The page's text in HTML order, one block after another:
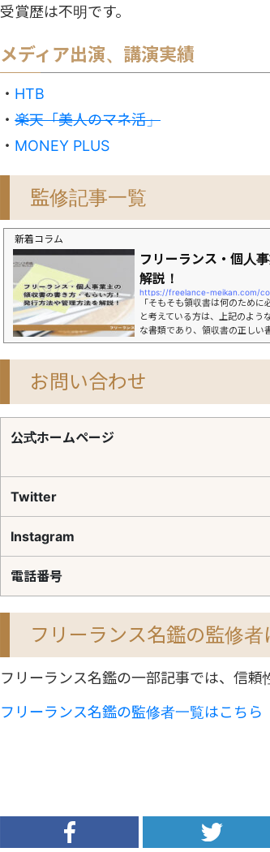
受賞歴は不明です。
メディア出演、講演実績
・ HTB
・ 楽天「美人のマネ活」​
・ MONEY PLUS
監修記事一覧
新着コラム
フリーランス・個人
解説！
https://freelance-meikan.com/
「そもそも領収書は何のため
と考えている方は、上記のよう
な書類であり、領収書の正しい
とで、節税対策にもつながりま
う。本記事では、フリーランス
お問い合わせ
公式ホームページ
Twitter
Instagram
電話番号
フリーランス名鑑の監修者
フリーランス名鑑の一部記事では、信頼
フリーランス名鑑の監修者一覧はこちら